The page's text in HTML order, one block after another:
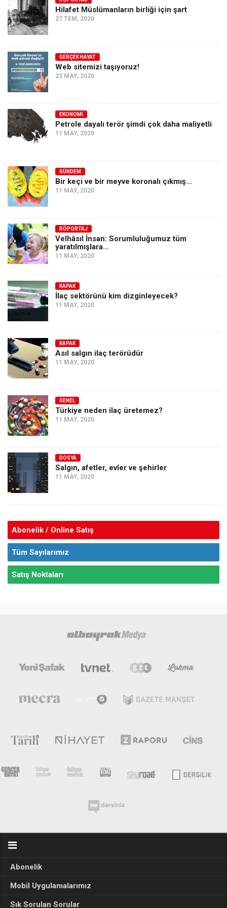
Ekonomi
Spor
Sağlık
Gıda-Beslenme
Türkiye
Siyaset
Dünya
Asya
Amerika
Avustralya
Tarih
Düşünce
Dosyalar
Hilafet Müslümanların birliği için şart
27 TEM, 2020
GERÇEK HAYAT
Web sitemizi taşıyoruz!
23 MAY, 2020
EKONOMI
Petrole dayalı terör şimdi çok daha maliyetli
11 MAY, 2020
GÜNDEM
Bir keçi ve bir meyve koronalı çıkmış…
11 MAY, 2020
RÖPORTAJ
Velhâsıl İnsan: Sorumluluğumuz tüm
yaratılmışlara…
11 MAY, 2020
KAPAK
İlaç sektörünü kim dizginleyecek?
11 MAY, 2020
KAPAK
Asıl salgın ilaç terörüdür
11 MAY, 2020
GENEL
Türkiye neden ilaç üretemez?
11 MAY, 2020
DOSYA
Salgın, afetler, evler ve şehirler
11 MAY, 2020
Abonelik / Online Satış
Tüm Sayılarımız
Satış Noktaları
Abonelik
Mobil Uygulamalarımız
Sık Sorulan Sorular